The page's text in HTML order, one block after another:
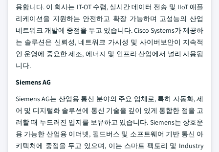
용합니다. 이 회사는 IT-OT 수렴, 실시간 데이터 전송 및 IIoT 애플
리케이션을 지원하는 안전하고 확장 가능하며 고성능의 산업
네트워크 개발에 중점을 두고 있습니다. Cisco Systems가 제공하
는 솔루션은 신뢰성, 네트워크 가시성 및 사이버보안이 지속적
인 운영에 중요한 제조, 에너지 및 인프라 산업에서 널리 사용됩
니다.
Siemens AG
Siemens AG는 산업용 통신 분야의 주요 업체로, 특히 자동화, 제
어 및 디지털화 솔루션에 통신 기술을 깊이 있게 통합한 점을 고
려할 때 두드러진 입지를 보유하고 있습니다. Siemens는 상호운
용 가능한 산업용 이더넷, 필드버스 및 소프트웨어 기반 통신 아
키텍처에 중점을 두고 있으며, 이는 스마트 팩토리 및 Industry